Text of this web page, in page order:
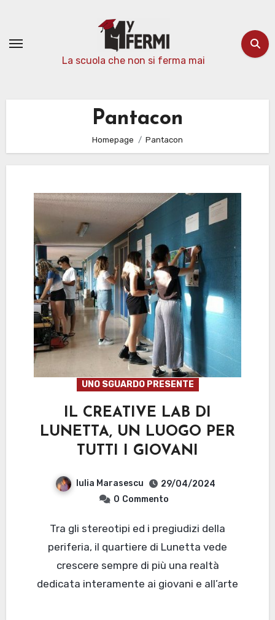
contenuto
La scuola che non si ferma mai
Pantacon
Homepage Pantacon
UNO SGUARDO PRESENTE
IL CREATIVE LAB DI
LUNETTA, UN LUOGO PER
TUTTI I GIOVANI
Iulia Marasescu
29/04/2024
0 Commento
Tra gli stereotipi ed i pregiudizi della
periferia, il quartiere di Lunetta vede
crescere sempre di più una realtà
dedicata interamente ai giovani e all’arte